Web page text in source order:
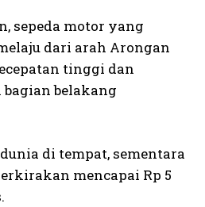
sepeda motor yang
dari arah Arongan
tinggi dan
belakang
di tempat, sementara
mencapai Rp 5